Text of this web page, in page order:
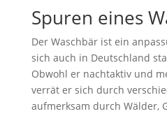
Spuren eines
Der Waschbär ist ein
sich auch in Deutschland
Obwohl er nachtaktiv und
verrät er sich durch
aufmerksam durch Wälder,